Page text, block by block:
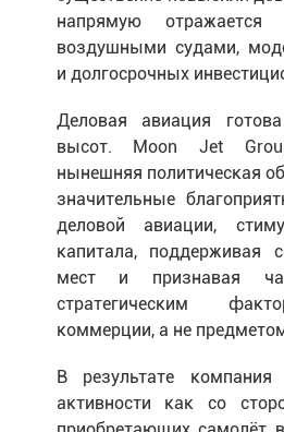
напрямую
воздушными судами,
и долгосрочных
Деловая авиация
высот. Moon Jet
нынешняя политическая
значительные
деловой авиации,
капитала, поддерживая
мест и признавая
стратегическим
коммерции, а не
В результате
активности как со